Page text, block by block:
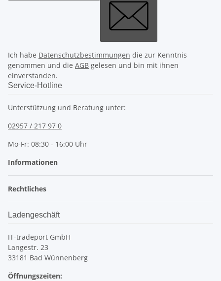
Ich habe Datenschutzbestimmungen die zur Kenntnis
genommen und die AGB gelesen und bin mit ihnen
einverstanden.
Service-Hotline
Unterstützung und Beratung unter:
02957 / 217 97 0
Mo-Fr: 08:30 - 16:00 Uhr
Informationen
Rechtliches
Ladengeschäft
IT-tradeport GmbH
Langestr. 23
33181 Bad Wünnenberg
Öffnungszeiten: